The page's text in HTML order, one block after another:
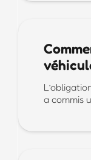
a commis